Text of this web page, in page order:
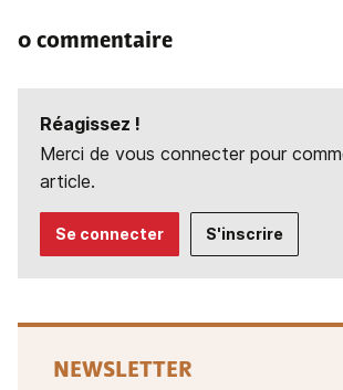
0 commentaire
Réagissez !
Merci de vous connecter pour
article.
Se connecter S'inscrire
NEWSLETTER